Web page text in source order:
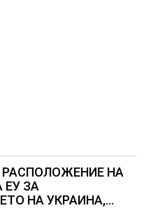
НА
ЕУ ЗА
НА УКРАИНА,